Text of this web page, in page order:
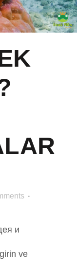
и
ve